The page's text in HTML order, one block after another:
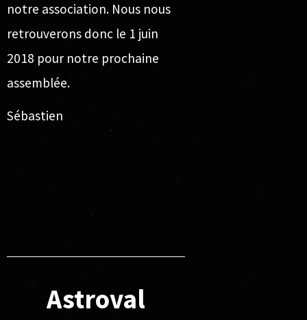
notre association. Nous nous
retrouverons donc le 1 juin
2018 pour notre prochaine
assemblée.
Sébastien
Astroval